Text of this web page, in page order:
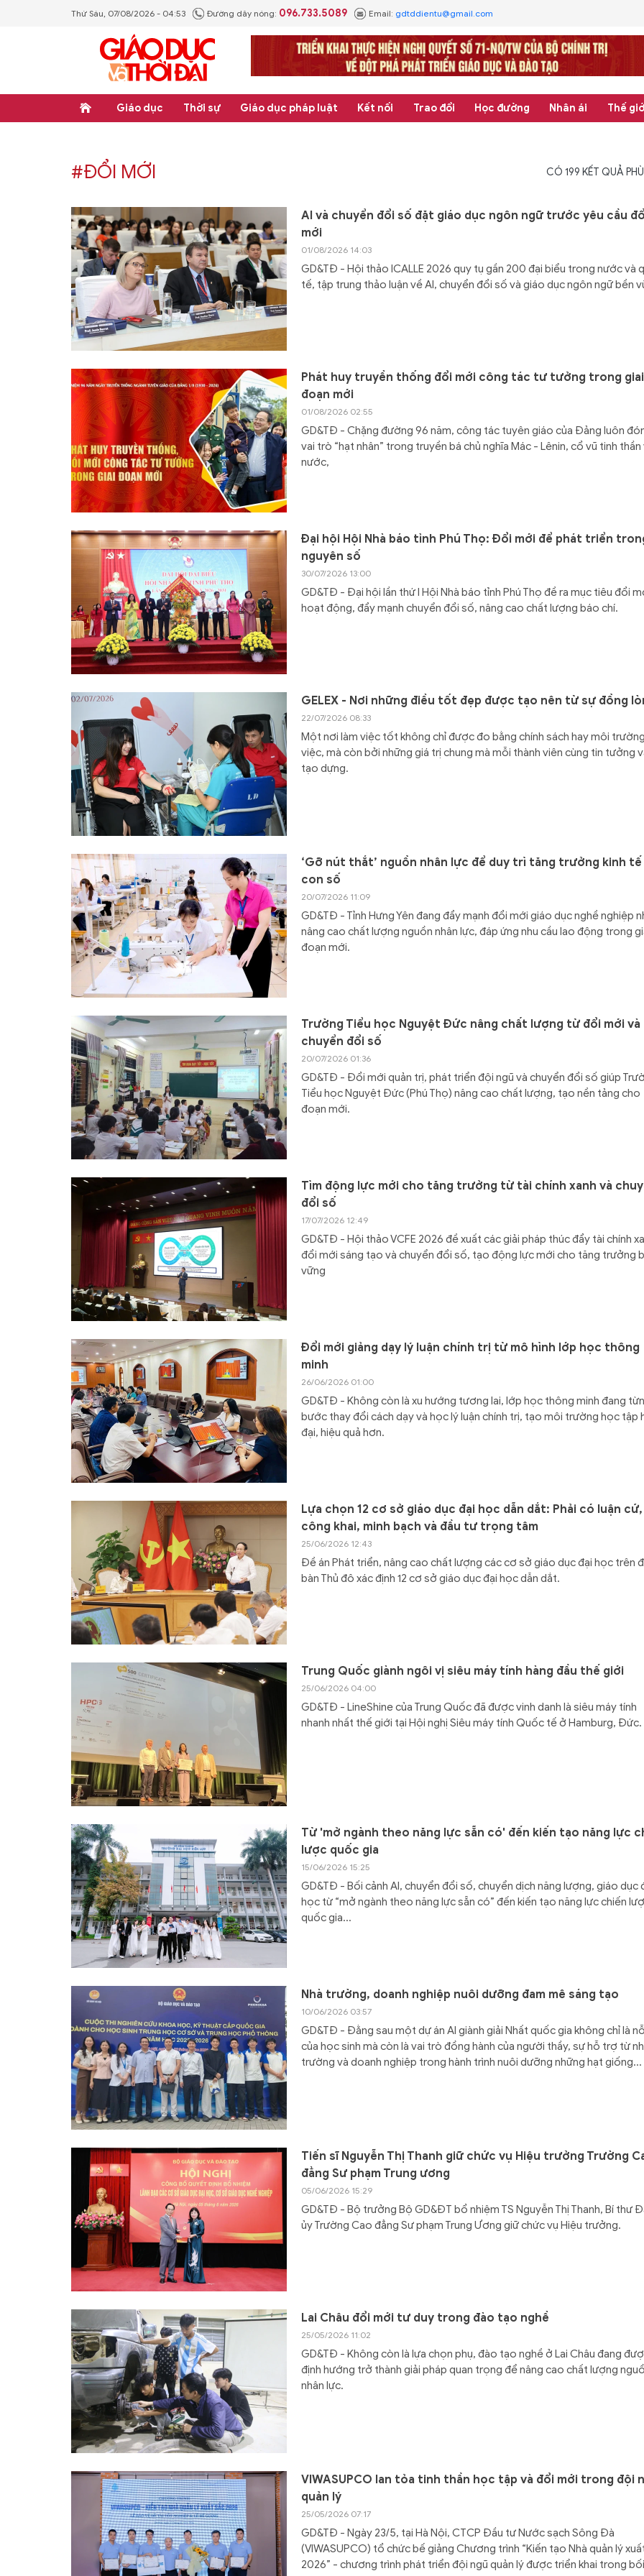
Thứ Sáu, 07/08/2026 - 04:53 Đường dây nóng: 096.733.5089 Email: gdtddientu@gmail.com
Giáo dục Thời sự Giáo dục pháp luật Kết nối Trao đổi Học đường Nhân ái Thế
#ĐỔI MỚI CÓ 199 KẾT QUẢ
AI và chuyển đổi số đặt giáo dục ngôn ngữ trước yêu cầu
mới
01/08/2026 14:03
GD&TĐ - Hội thảo ICALLE 2026 quy tụ gần 200 đại biểu trong nước và
tế, tập trung thảo luận về AI, chuyển đổi số và giáo dục ngôn ngữ bền
Phát huy truyền thống đổi mới công tác tư tưởng trong giai
đoạn mới
01/08/2026 02:55
GD&TĐ - Chặng đường 96 năm, công tác tuyên giáo của Đảng luôn
vai trò “hạt nhân” trong truyền bá chủ nghĩa Mác - Lênin, cổ vũ tinh thần
nước,
Đại hội Hội Nhà báo tỉnh Phú Thọ: Đổi mới để phát triển
nguyên số
30/07/2026 13:00
GD&TĐ - Đại hội lần thứ I Hội Nhà báo tỉnh Phú Thọ đề ra mục tiêu đổi
hoạt động, đẩy mạnh chuyển đổi số, nâng cao chất lượng báo chí.
GELEX - Nơi những điều tốt đẹp được tạo nên từ sự đồng
22/07/2026 08:33
Một nơi làm việc tốt không chỉ được đo bằng chính sách hay môi
việc, mà còn bởi những giá trị chung mà mỗi thành viên cùng tin tưởng
tạo dựng.
‘Gỡ nút thắt’ nguồn nhân lực để duy trì tăng trưởng kinh tế
con số
20/07/2026 11:09
GD&TĐ - Tỉnh Hưng Yên đang đẩy mạnh đổi mới giáo dục nghề nghiệp
nâng cao chất lượng nguồn nhân lực, đáp ứng nhu cầu lao động trong
đoạn mới.
Trường Tiểu học Nguyệt Đức nâng chất lượng từ đổi mới và
chuyển đổi số
20/07/2026 01:36
GD&TĐ - Đổi mới quản trị, phát triển đội ngũ và chuyển đổi số giúp
Tiểu học Nguyệt Đức (Phú Thọ) nâng cao chất lượng, tạo nền tảng cho
đoạn mới.
Tìm động lực mới cho tăng trưởng từ tài chính xanh và
đổi số
17/07/2026 12:49
GD&TĐ - Hội thảo VCFE 2026 đề xuất các giải pháp thúc đẩy tài chính
đổi mới sáng tạo và chuyển đổi số, tạo động lực mới cho tăng trưởng
vững
Đổi mới giảng dạy lý luận chính trị từ mô hình lớp học thông
minh
26/06/2026 01:00
GD&TĐ - Không còn là xu hướng tương lai, lớp học thông minh đang
bước thay đổi cách dạy và học lý luận chính trị, tạo môi trường học tập
đại, hiệu quả hơn.
Lựa chọn 12 cơ sở giáo dục đại học dẫn dắt: Phải có luận cứ,
công khai, minh bạch và đầu tư trọng tâm
25/06/2026 12:43
Đề án Phát triển, nâng cao chất lượng các cơ sở giáo dục đại học trên
bàn Thủ đô xác định 12 cơ sở giáo dục đại học dẫn dắt.
Trung Quốc giành ngôi vị siêu máy tính hàng đầu thế giới
25/06/2026 04:00
GD&TĐ - LineShine của Trung Quốc đã được vinh danh là siêu máy tính
nhanh nhất thế giới tại Hội nghị Siêu máy tính Quốc tế ở Hamburg, Đức.
Từ 'mở ngành theo năng lực sẵn có' đến kiến tạo năng lực
lược quốc gia
15/06/2026 15:25
GD&TĐ - Bối cảnh AI, chuyển đổi số, chuyển dịch năng lượng, giáo dục
học từ “mở ngành theo năng lực sẵn có” đến kiến tạo năng lực chiến
quốc gia...
Nhà trường, doanh nghiệp nuôi dưỡng đam mê sáng tạo
10/06/2026 03:57
GD&TĐ - Đằng sau một dự án AI giành giải Nhất quốc gia không chỉ là
của học sinh mà còn là vai trò đồng hành của người thầy, sự hỗ trợ từ
trường và doanh nghiệp trong hành trình nuôi dưỡng những hạt giống...
Tiến sĩ Nguyễn Thị Thanh giữ chức vụ Hiệu trưởng Trường
đẳng Sư phạm Trung ương
05/06/2026 15:29
GD&TĐ - Bộ trưởng Bộ GD&ĐT bổ nhiệm TS Nguyễn Thị Thanh, Bí thư
ủy Trường Cao đẳng Sư phạm Trung Ương giữ chức vụ Hiệu trưởng.
Lai Châu đổi mới tư duy trong đào tạo nghề
25/05/2026 11:02
GD&TĐ - Không còn là lựa chọn phụ, đào tạo nghề ở Lai Châu đang
định hướng trở thành giải pháp quan trọng để nâng cao chất lượng
nhân lực.
VIWASUPCO lan tỏa tinh thần học tập và đổi mới trong đội
quản lý
25/05/2026 07:17
GD&TĐ - Ngày 23/5, tại Hà Nội, CTCP Đầu tư Nước sạch Sông Đà
(VIWASUPCO) tổ chức bế giảng Chương trình “Kiến tạo Nhà quản lý
2026” - chương trình phát triển đội ngũ quản lý được triển khai trong